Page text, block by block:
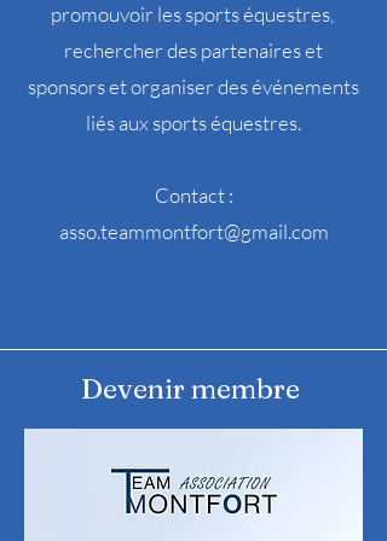
promouvoir les sports équestres,
rechercher des partenaires et
sponsors et organiser des événements
liés aux sports équestres.
Contact :
asso.teammontfort@gmail.com
Devenir membre